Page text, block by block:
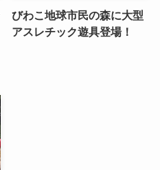
びわこ地球市民の森に大型
アスレチック遊具登場！